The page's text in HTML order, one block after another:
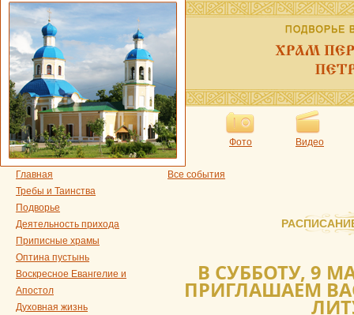
Фото Видео
Главная
Требы и Таинства
Подворье
Деятельность прихода
Приписные храмы
Оптина пустынь
Воскресное Евангелие и
Апостол
Духовная жизнь
Все события
В СУББОТУ, 9
ПРИГЛАШАЕМ